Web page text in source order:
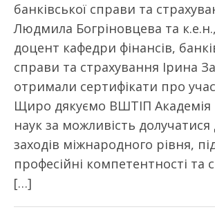
банківської справи та
Людмила Богріновцева та
доцент кафедри фінансів,
справи та страхування Ірина
отримали сертифікати про
Щиро дякуємо ВШТІП Академія
наук за можливість долучатися
заходів міжнародного рівня,
професійні компетентності та
[…]